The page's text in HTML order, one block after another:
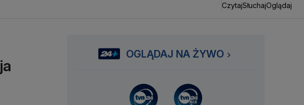
CzytajSłuchajOglądaj
OGLĄDAJ NA ŻYWO